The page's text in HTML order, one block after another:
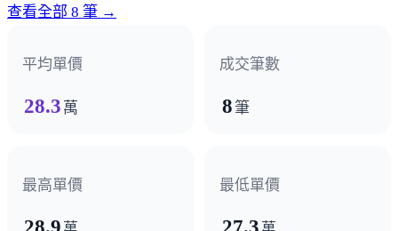
查看全部 8 筆 →
平均單價
28.3 萬
成交筆數
8筆
最高單價 最低單價